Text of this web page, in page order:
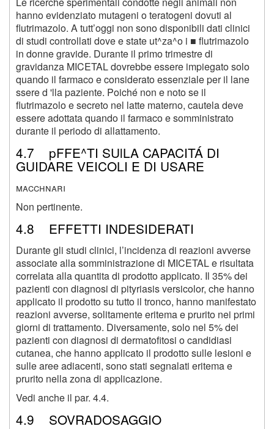
hanno evidenziato mutageni o teratogeni dovuti al
flutrimazolo. A tutt’oggi non sono disponibili dati clinici
di studi controllati dove e state ut^za^o i ■ flutrimazolo
in donne gravide. Durante il primo trimestre di
gravidanza MICETAL dovrebbe essere impiegato solo
quando il farmaco e considerato essenziale per il lane
ssere d 'lla paziente. Poiché non e noto se il
flutrimazolo e secreto nel latte materno, cautela deve
essere adottata quando il farmaco e somministrato
durante il periodo di allattamento.
4.7 pFFE^TI SUlLA CAPACITÁ DI
GUIDARE VEICOLI E DI USARE
macchnari
Non pertinente.
4.8 EFFETTI INDESIDERATI
Durante gli studi clinici, l’incidenza di reazioni avverse
associate alla somministrazione di MICETAL e risultata
correlata alla quantita di prodotto applicato. Il 35% dei
pazienti con diagnosi di pityriasis versicolor, che hanno
applicato il prodotto su tutto il tronco, hanno manifestato
reazioni avverse, solitamente eritema e prurito nei primi
giorni di trattamento. Diversamente, solo nel 5% dei
pazienti con diagnosi di dermatofitosi o candidiasi
cutanea, che hanno applicato il prodotto sulle lesioni e
sulle aree adiacenti, sono stati segnalati eritema e
prurito nella zona di applicazione.
Vedi anche il par. 4.4.
4.9 SOVRADOSAGGIO